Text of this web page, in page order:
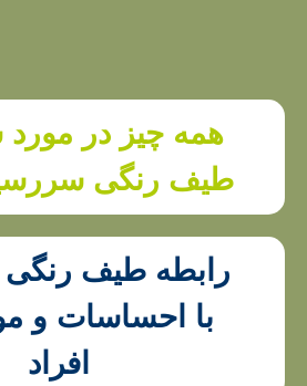
همه چیز در
طیف رنگی
رابطه طیف
با احساسات و
افراد